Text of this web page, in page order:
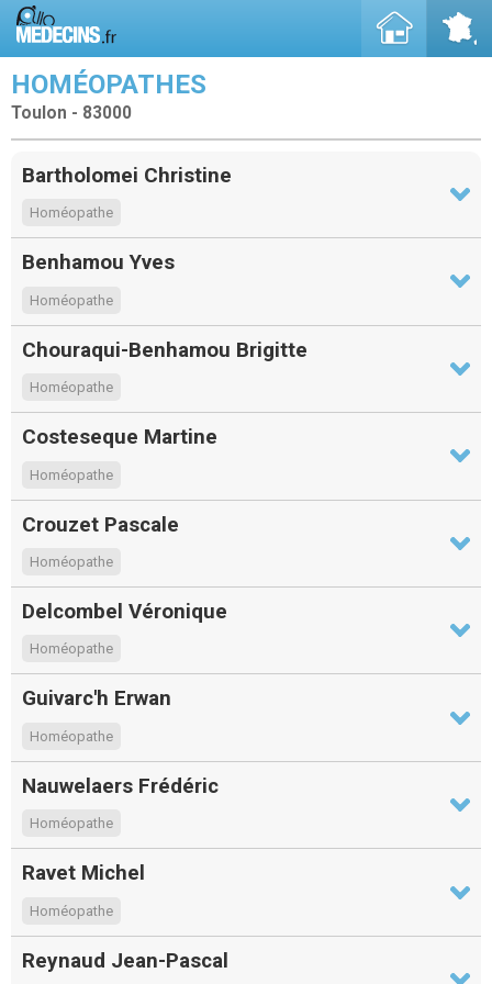
HOMÉOPATHES
Toulon - 83000
Bartholomei Christine
Homéopathe
Benhamou Yves
Homéopathe
Chouraqui-Benhamou Brigitte
Homéopathe
Costeseque Martine
Homéopathe
Crouzet Pascale
Homéopathe
Delcombel Véronique
Homéopathe
Guivarc'h Erwan
Homéopathe
Nauwelaers Frédéric
Homéopathe
Ravet Michel
Homéopathe
Reynaud Jean-Pascal